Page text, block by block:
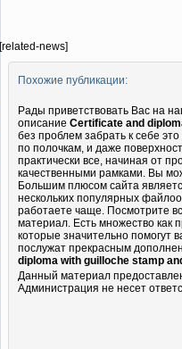
[related-news]
Похожие публикации:
Рады приветствовать Вас на
описание Certificate and
без проблем забрать к себе
по полочкам, и даже
практически все, начиная от
качественными рамками. Вы
Большим плюсом сайта
нескольких популярных
работаете чаще. Посмотрите
материал. Есть множество как
которые значительно помогут
послужат прекрасным
diploma with guilloche stamp
Данный материал
Администрация не несет